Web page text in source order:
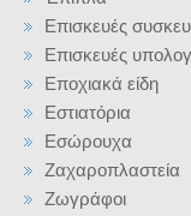
Επισκευές
Επισκευές
Εποχιακά είδη
Εστιατόρια
Εσώρουχα
Ζαχαροπλαστεία
Ζωγράφοι